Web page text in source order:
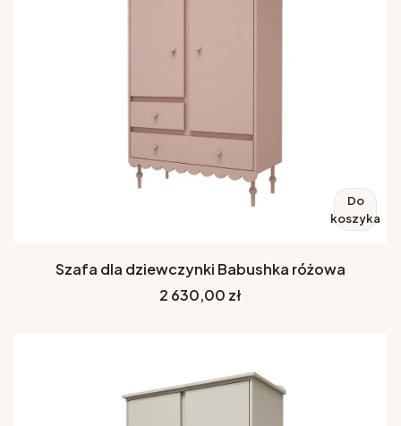
Do
koszyka
Szafa dla dziewczynki Babushka różowa
Cena
2 630,00 zł